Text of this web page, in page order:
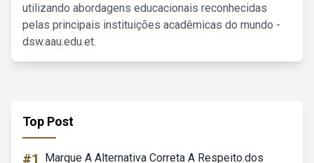
utilizando abordagens educacionais reconhecidas
pelas principais instituições acadêmicas do mundo -
dsw.aau.edu.et.
Top Post
#1
Marque A Alternativa Correta A Respeito.dos